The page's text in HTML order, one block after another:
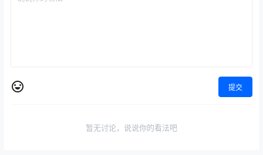
提交
暂无讨论，说说你的看法吧